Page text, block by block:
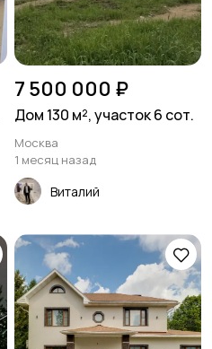
7 500 000 ₽
Дом 130 м², участок 6 сот.
Москва
1 месяц назад
Виталий